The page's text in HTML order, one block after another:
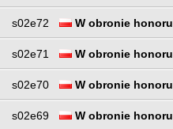
s02e72 W obronie honoru
s02e71 W obronie honoru
s02e70 W obronie honoru
s02e69 W obronie honoru